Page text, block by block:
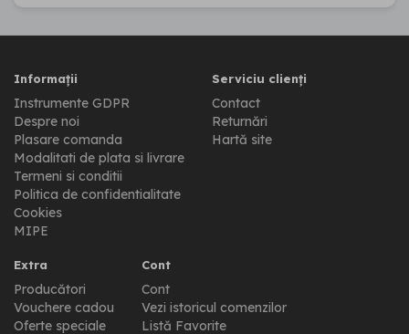
Informații
Instrumente GDPR
Despre noi
Plasare comanda
Modalitati de plata si livrare
Termeni si conditii
Politica de confidentialitate
Cookies
MIPE
Serviciu clienți
Contact
Returnări
Hartă site
Extra
Producători
Vouchere cadou
Oferte speciale
Cont
Cont
Vezi istoricul comenzilor
Listă Favorite